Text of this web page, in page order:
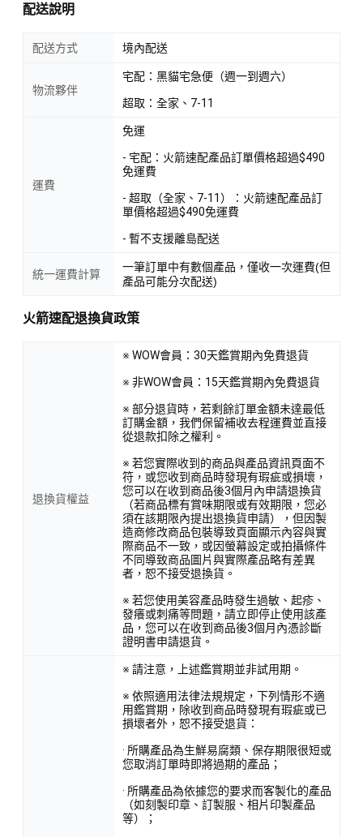
配送說明
配送方式 境內配送
物流夥伴
宅配：黑貓宅急便（週一到週六）
超取：全家、7-11
運費
免運
- 宅配：火箭速配產品訂單價格超過$490
免運費
- 超取（全家、7-11）：火箭速配產品訂
單價格超過$490免運費
- 暫不支援離島配送
統一運費計算
一筆訂單中有數個產品，僅收一次運費(但
產品可能分次配送)
火箭速配退換貨政策
退換貨權益
※ WOW會員：30天鑑賞期內免費退貨
※ 非WOW會員：15天鑑賞期內免費退貨
※ 部分退貨時，若剩餘訂單金額未達最低
訂購金額，我們保留補收去程運費並直接
從退款扣除之權利。
※ 若您實際收到的商品與產品資訊頁面不
符，或您收到商品時發現有瑕疵或損壞，
您可以在收到商品後3個月內申請退換貨
（若商品標有賞味期限或有效期限，您必
須在該期限內提出退換貨申請），但因製
造商修改商品包裝導致頁面顯示內容與實
際商品不一致，或因螢幕設定或拍攝條件
不同導致商品圖片與實際產品略有差異
者，恕不接受退換貨。
※ 若您使用美容產品時發生過敏、起疹、
發癢或刺痛等問題，請立即停止使用該產
品，您可以在收到商品後3個月內憑診斷
證明書申請退貨。
※ 請注意，上述鑑賞期並非試用期。
※ 依照適用法律法規規定，下列情形不適
用鑑賞期，除收到商品時發現有瑕疵或已
損壞者外，恕不接受退貨：
· 所購產品為生鮮易腐類、保存期限很短或
您取消訂單時即將過期的產品；
· 所購產品為依據您的要求而客製化的產品
（如刻製印章、訂製服、相片印製產品
等）；